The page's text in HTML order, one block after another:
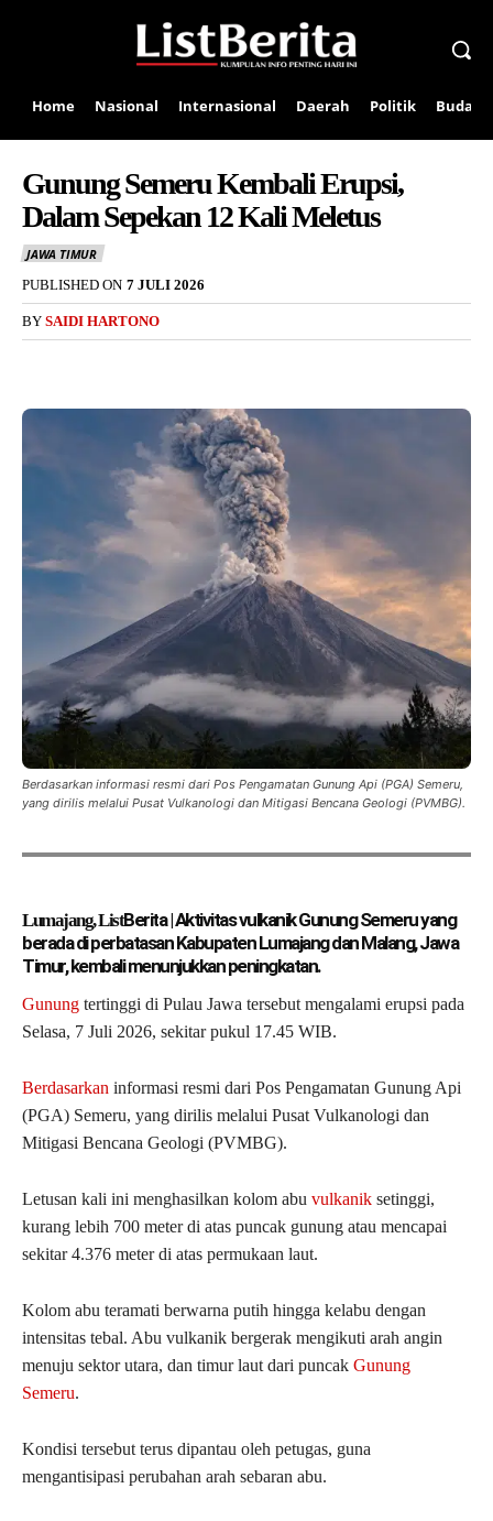
Home Nasional Internasional Daerah Politik Budaya
Gunung Semeru Kembali Erupsi,
Dalam Sepekan 12 Kali Meletus
JAWA TIMUR
PUBLISHED ON 7 JULI 2026
BY SAIDI HARTONO
Berdasarkan informasi resmi dari Pos Pengamatan Gunung Api (PGA) Semeru,
yang dirilis melalui Pusat Vulkanologi dan Mitigasi Bencana Geologi (PVMBG).
Lumajang, ListBerita | Aktivitas vulkanik Gunung Semeru yang
berada di perbatasan Kabupaten Lumajang dan Malang, Jawa
Timur, kembali menunjukkan peningkatan.
Gunung tertinggi di Pulau Jawa tersebut mengalami erupsi pada
Selasa, 7 Juli 2026, sekitar pukul 17.45 WIB.
Berdasarkan informasi resmi dari Pos Pengamatan Gunung Api
(PGA) Semeru, yang dirilis melalui Pusat Vulkanologi dan
Mitigasi Bencana Geologi (PVMBG).
Letusan kali ini menghasilkan kolom abu vulkanik setinggi,
kurang lebih 700 meter di atas puncak gunung atau mencapai
sekitar 4.376 meter di atas permukaan laut.
Kolom abu teramati berwarna putih hingga kelabu dengan
intensitas tebal. Abu vulkanik bergerak mengikuti arah angin
menuju sektor utara, dan timur laut dari puncak Gunung
Semeru.
Kondisi tersebut terus dipantau oleh petugas, guna
mengantisipasi perubahan arah sebaran abu.